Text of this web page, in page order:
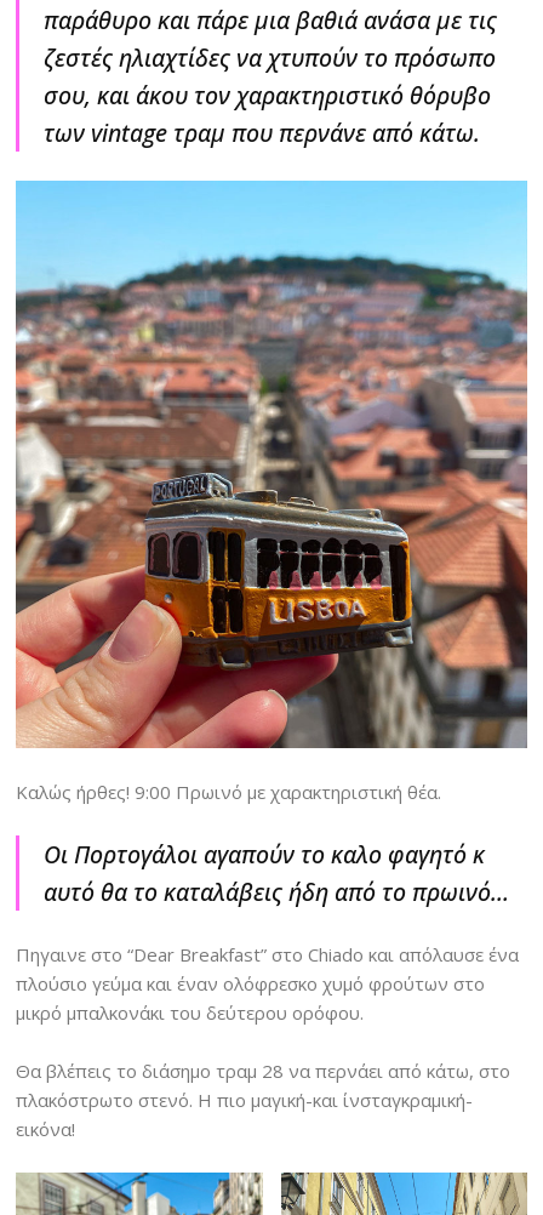
παράθυρο και πάρε μια βαθιά ανάσα με τις
ζεστές ηλιαχτίδες να χτυπούν το πρόσωπο
σου, και άκου τον χαρακτηριστικό θόρυβο
των vintage τραμ που περνάνε από κάτω.
Καλώς ήρθες! 9:00 Πρωινό με χαρακτηριστική θέα.
Οι Πορτογάλοι αγαπούν το καλο φαγητό κ
αυτό θα το καταλάβεις ήδη από το πρωινό…
Πηγαινε στο “Dear Breakfast” στο Chiado και απόλαυσε ένα
πλούσιο γεύμα και έναν ολόφρεσκο χυμό φρούτων στο
μικρό μπαλκονάκι του δεύτερου ορόφου.
Θα βλέπεις το διάσημο τραμ 28 να περνάει από κάτω, στο
πλακόστρωτο στενό. Η πιο μαγική-και ίνσταγκραμική-
εικόνα!